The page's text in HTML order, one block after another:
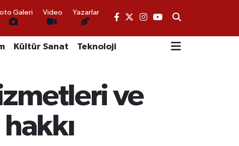
Galeri Video Yazarlar
Kültür Sanat Teknoloji
ve